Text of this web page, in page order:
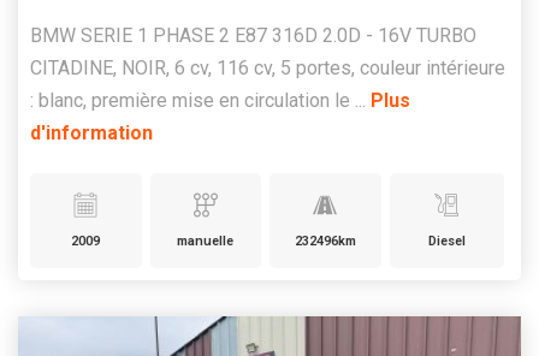
BMW SERIE 1 PHASE 2 E87 316D 2.0D - 16V TURBO
CITADINE, NOIR, 6 cv, 116 cv, 5 portes, couleur intérieure
: blanc, première mise en circulation le ... Plus
d'information
2009 manuelle 232496km Diesel